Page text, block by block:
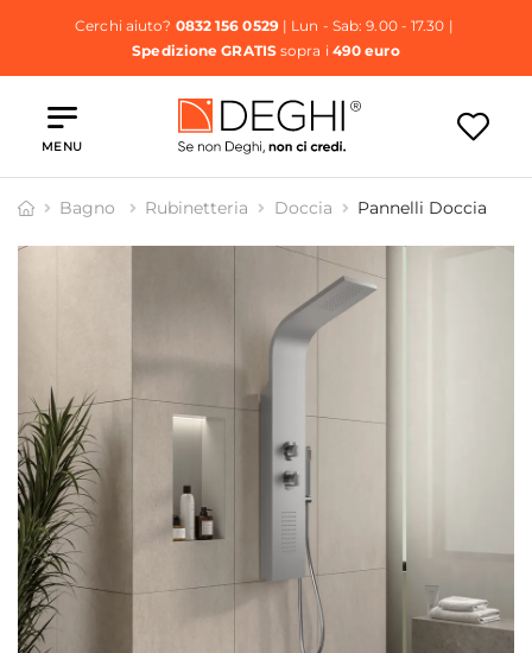
Cerchi aiuto? 0832 156 0529| Lun - Sab: 9.00 - 17.30 |
Spedizione GRATISsopra i 490 euro
MENU
Bagno Rubinetteria Doccia Pannelli Doccia